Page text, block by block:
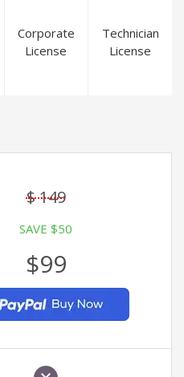
Corporate
License
Technician
License
$ 149
SAVE $50
$99